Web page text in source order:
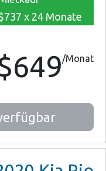
x 24 Monate
/Monat